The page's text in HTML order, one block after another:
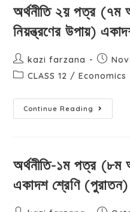
অর্থনীতি ২য় পত্র (৭ম
নিয়ন্ত্রণের উপায়)
kazi farzana
CLASS 12 / Economics
Continue Reading
অর্থনীতি-১ম পত্র (৮ম
একাদশ শ্রেণি (পুরাতন)